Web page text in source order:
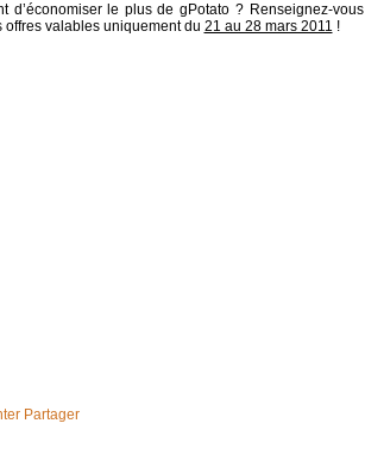
d’économiser le plus de gPotato ? Renseignez-vous
valables uniquement du 21 au 28 mars 2011 !
Partager